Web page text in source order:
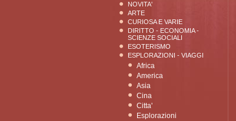
NOVITA'
ARTE
CURIOSA E VARIE
DIRITTO - ECONOMIA -
SCIENZE SOCIALI
ESOTERISMO
ESPLORAZIONI - VIAGGI
Africa
America
Asia
Cina
Citta'
Esplorazioni